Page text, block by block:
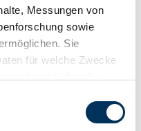
Messungen von
sowie
Sie
für welche Zwecke